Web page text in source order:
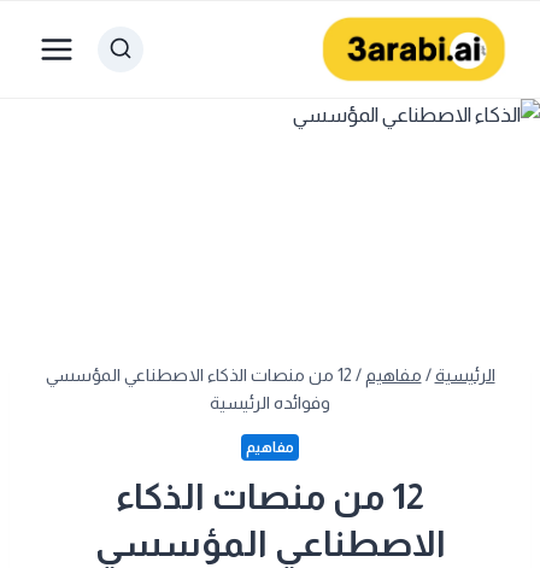
المحتوى
الرئيسية / مفاهيم /
12 من منصات الذكاء الاصطناعي المؤسسي
وفوائده الرئيسية
مفاهيم
12 من منصات الذكاء
الاصطناعي المؤسسي